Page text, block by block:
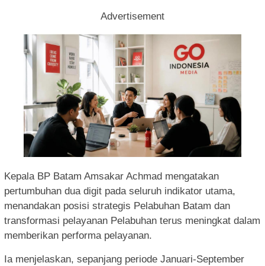
Advertisement
Kepala BP Batam Amsakar Achmad mengatakan
pertumbuhan dua digit pada seluruh indikator utama,
menandakan posisi strategis Pelabuhan Batam dan
transformasi pelayanan Pelabuhan terus meningkat dalam
memberikan performa pelayanan.
Ia menjelaskan, sepanjang periode Januari-September